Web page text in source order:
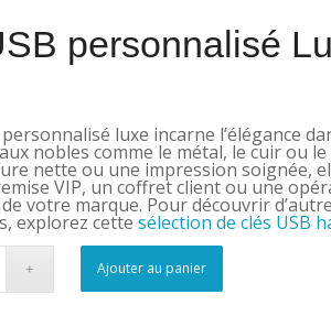
personnalisé
personnalisé luxe incarne l’élégance
nobles comme le métal, le cuir ou
nette ou une impression soignée,
VIP, un coffret client ou une
votre marque. Pour découvrir
explorez cette sélection de clés USB
Ajouter au panier